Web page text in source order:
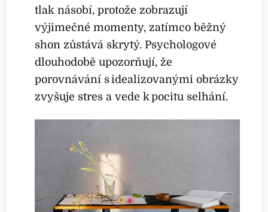
tlak násobí, protože zobrazují
výjimečné momenty, zatímco běžný
shon zůstává skrytý. Psychologové
dlouhodobě upozorňují, že
porovnávání s idealizovanými obrázky
zvyšuje stres a vede k pocitu selhání.